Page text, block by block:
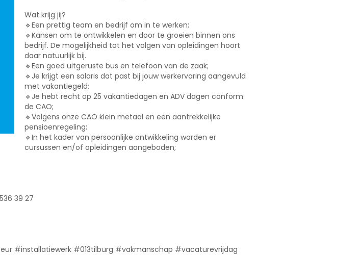
Wat krijg jij?
🔹Een prettig team en bedrijf om in te werken;
🔹Kansen om te ontwikkelen en door te groeien binnen ons
bedrijf. De mogelijkheid tot het volgen van opleidingen hoort
daar natuurlijk bij.
🔹Een goed uitgeruste bus en telefoon van de zaak;
🔹Je krijgt een salaris dat past bij jouw werkervaring aangevuld
met vakantiegeld;
🔹Je hebt recht op 25 vakantiedagen en ADV dagen conform
de CAO;
🔹Volgens onze CAO klein metaal en een aantrekkelijke
pensioenregeling;
🔹In het kader van persoonlijke ontwikkeling worden er
cursussen en/of opleidingen aangeboden;
39 27
#installatiewerk #013tilburg #vakmanschap #vacaturevrijdag